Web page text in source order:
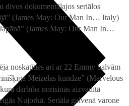
divos dokumentālajos seriālos
(James May: Our Man In… Italy)
(James May: Our Man In…
noskatīties arī ar 22 Emmy balvām
Meizelas kundze” (Marvelous
darbība norisinās aizvadītā
Ņujorkā. Seriāla galvenā varone